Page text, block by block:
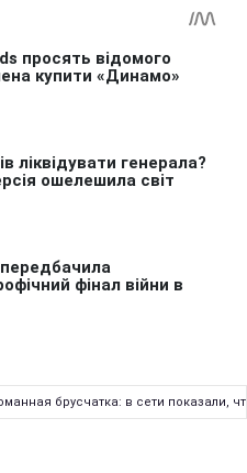
брусчатка: в сети показали,